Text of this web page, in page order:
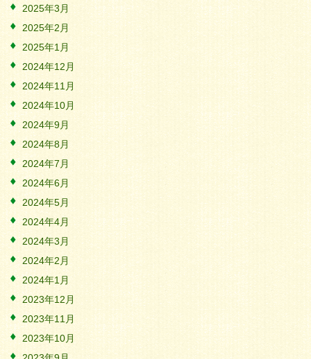
2025年3月
2025年2月
2025年1月
2024年12月
2024年11月
2024年10月
2024年9月
2024年8月
2024年7月
2024年6月
2024年5月
2024年4月
2024年3月
2024年2月
2024年1月
2023年12月
2023年11月
2023年10月